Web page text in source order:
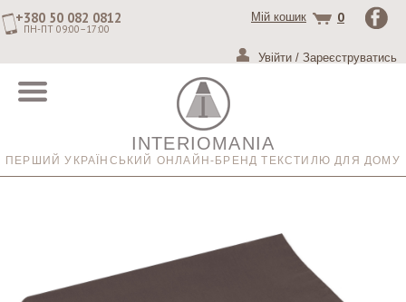
+380 50 082 0812
ПН-ПТ 09:00–17:00
Мій кошик 0
Увійти / Зареєструватись
INTERIOMANIA
ПЕРШИЙ УКРАЇНСЬКИЙ ОНЛАЙН-БРЕНД ТЕКСТИЛЮ ДЛЯ ДОМУ